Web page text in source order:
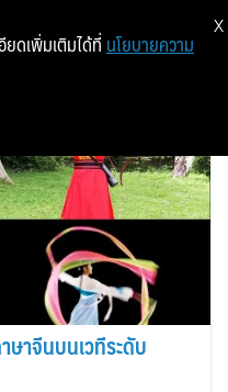
ษาจีนบนเวทีระดับ
ยดเพิ่มเติมได้ที่ นโยบายความ
X